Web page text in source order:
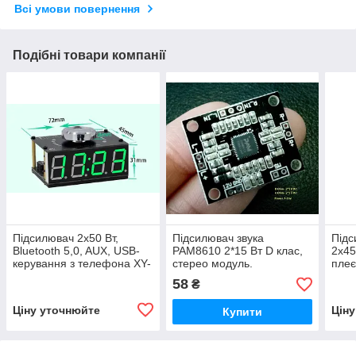
Всі умови повернення
Подібні товари компанії
Підсилювач 2х50 Вт,
Bluetooth 5,0, AUX, USB-
керування з телефона XY-
Ціну уточнюйте
Підсилювач звука
PAM8610 2*15 Вт D клас,
стерео модуль.
58₴
Купити